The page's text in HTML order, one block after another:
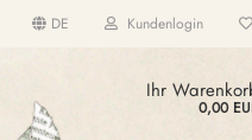
DE Kundenlogin
Ihr
0,00